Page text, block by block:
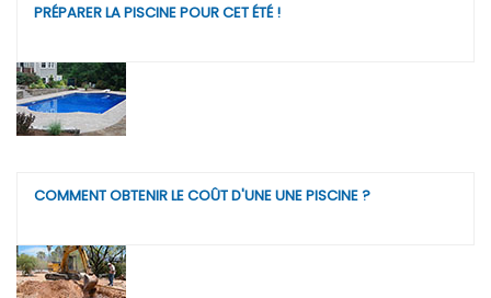
PRÉPARER LA PISCINE POUR CET ÉTÉ !
COMMENT OBTENIR LE COÛT D'UNE UNE PISCINE ?